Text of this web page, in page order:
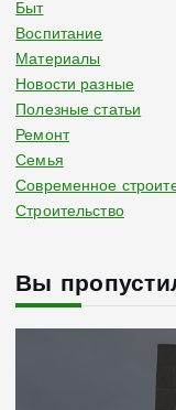
Быт
Воспитание
Материалы
Новости разные
Полезные статьи
Ремонт
Семья
Современное
Строительство
Вы